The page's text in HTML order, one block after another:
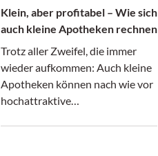
Klein, aber profitabel – Wie sich
auch kleine Apotheken rechnen
Trotz aller Zweifel, die immer
wieder aufkommen: Auch kleine
Apotheken können nach wie vor
hochattraktive